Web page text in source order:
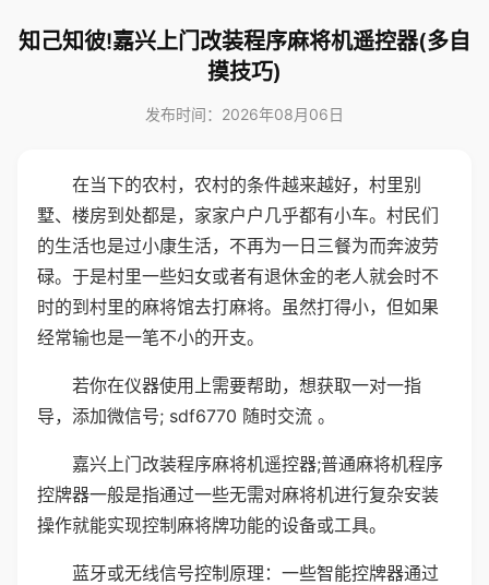
知己知彼!嘉兴上门改装程序麻将机遥控器(多自
摸技巧)
发布时间：2026年08月06日
在当下的农村，农村的条件越来越好，村里别
墅、楼房到处都是，家家户户几乎都有小车。村民们
的生活也是过小康生活，不再为一日三餐为而奔波劳
碌。于是村里一些妇女或者有退休金的老人就会时不
时的到村里的麻将馆去打麻将。虽然打得小，但如果
经常输也是一笔不小的开支。
若你在仪器使用上需要帮助，想获取一对一指
导，添加微信号; sdf6770 随时交流 。
嘉兴上门改装程序麻将机遥控器;普通麻将机程序
控牌器一般是指通过一些无需对麻将机进行复杂安装
操作就能实现控制麻将牌功能的设备或工具。
蓝牙或无线信号控制原理：一些智能控牌器通过